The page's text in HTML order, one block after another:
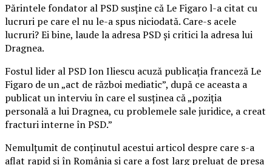
Părintele fondator al PSD susţine că Le Figaro l-a citat cu
lucruri pe care el nu le-a spus niciodată. Care-s acele
lucruri? Ei bine, laude la adresa PSD şi critici la adresa lui
Dragnea.
Fostul lider al PSD Ion Iliescu acuză publicaţia franceză Le
Figaro de un „act de război mediatic”, după ce aceasta a
publicat un interviu în care el susţinea că „poziţia
personală a lui Dragnea, cu problemele sale juridice, a creat
fracturi interne în PSD.”
Nemulţumit de conţinutul acestui articol despre care s-a
aflat rapid şi în România şi care a fost larg preluat de presa